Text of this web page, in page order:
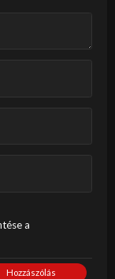
a
Hozzászólás